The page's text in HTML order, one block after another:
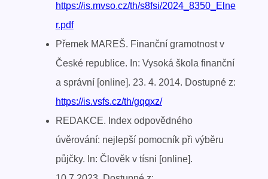
https://is.mvso.cz/th/s8fsi/2024_8350_Elne
r.pdf
Přemek MAREŠ. Finanční gramotnost v
České republice. In: Vysoká škola finanční
a správní [online]. 23. 4. 2014. Dostupné z:
https://is.vsfs.cz/th/gqqxz/
REDAKCE. Index odpovědného
úvěrování: nejlepší pomocník při výběru
půjčky. In: Člověk v tísni [online].